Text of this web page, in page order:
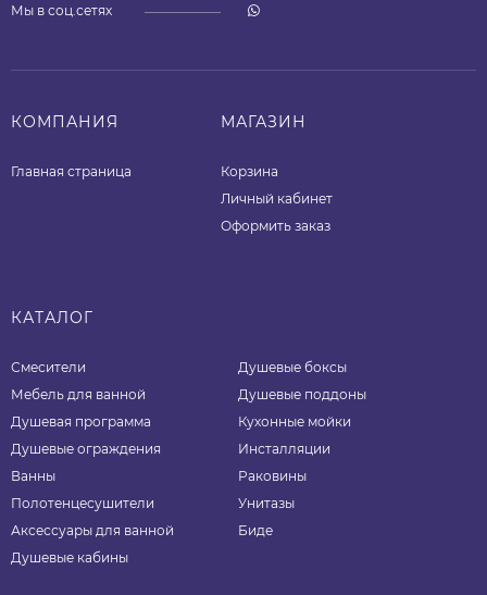
Мы в соц.сетях
КОМПАНИЯ
Главная страница
МАГАЗИН
Корзина
Личный кабинет
Оформить заказ
КАТАЛОГ
Смесители
Мебель для ванной
Душевая программа
Душевые ограждения
Ванны
Полотенцесушители
Аксессуары для ванной
Душевые кабины
Душевые боксы
Душевые поддоны
Кухонные мойки
Инсталляции
Раковины
Унитазы
Биде